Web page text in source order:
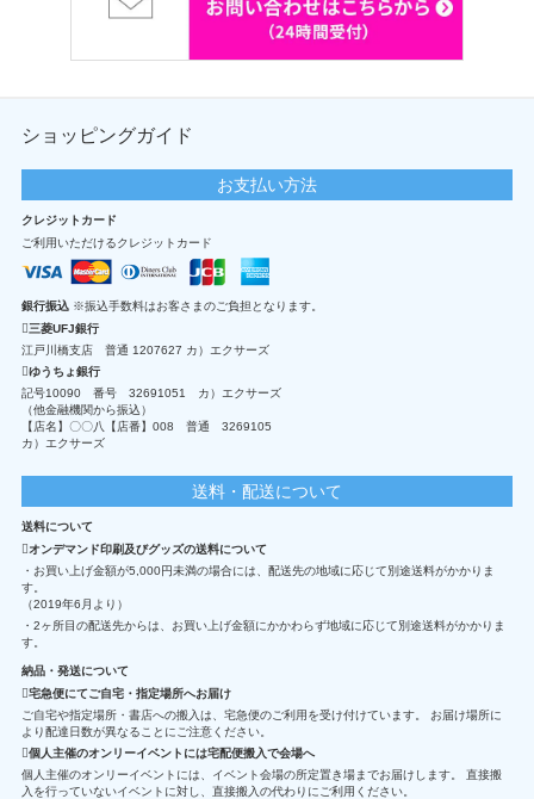
ショッピングガイド
お支払い方法
クレジットカード
ご利用いただけるクレジットカード
銀行振込 ※振込手数料はお客さまのご負担となります。
三菱UFJ銀行
江戸川橋支店 普通 1207627 カ）エクサーズ
ゆうちょ銀行
記号10090 番号 32691051 カ）エクサーズ
（他金融機関から振込）
【店名】〇〇八【店番】008 普通 3269105
カ）エクサーズ
送料・配送について
送料について
オンデマンド印刷及びグッズの送料について
・お買い上げ金額が5,000円未満の場合には、配送先の地域に応じて別途送料がかかりま
す。
（2019年6月より）
・2ヶ所目の配送先からは、お買い上げ金額にかかわらず地域に応じて別途送料がかかりま
す。
納品・発送について
宅急便にてご自宅・指定場所へお届け
ご自宅や指定場所・書店への搬入は、宅急便のご利用を受け付けています。 お届け場所に
より配達日数が異なることにご注意ください。
個人主催のオンリーイベントには宅配便搬入で会場へ
個人主催のオンリーイベントには、イベント会場の所定置き場までお届けします。 直接搬
入を行っていないイベントに対し、直接搬入の代わりにご利用ください。